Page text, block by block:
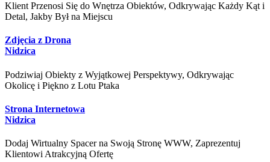
Klient Przenosi Się do Wnętrza Obiektów, Odkrywając Każdy Kąt i
Detal, Jakby Był na Miejscu
Zdjęcia z Drona
Nidzica
Podziwiaj Obiekty z Wyjątkowej Perspektywy, Odkrywając
Okolicę i Piękno z Lotu Ptaka
Strona Internetowa
Nidzica
Dodaj Wirtualny Spacer na Swoją Stronę WWW, Zaprezentuj
Klientowi Atrakcyjną Ofertę